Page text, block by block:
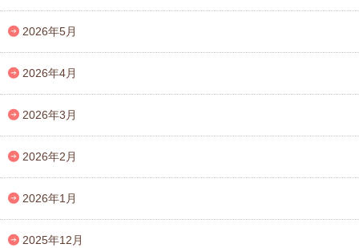
2026年5月
2026年4月
2026年3月
2026年2月
2026年1月
2025年12月